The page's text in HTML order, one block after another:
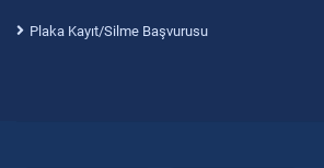
Plaka Kayıt/Silme Başvurusu